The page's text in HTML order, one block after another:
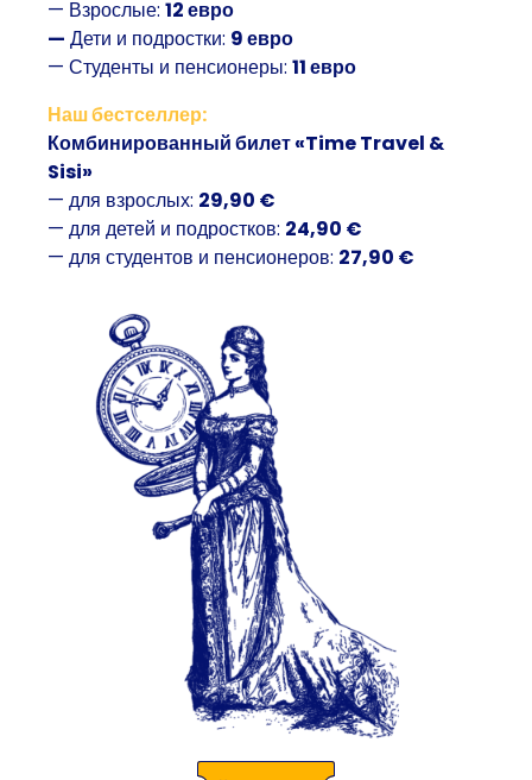
— Взрослые: 12 евро
— Дети и подростки: 9 евро
— Студенты и пенсионеры: 11 евро
Наш бестселлер:
Комбинированный билет «Time Travel &
Sisi»
— для взрослых: 29,90 €
— для детей и подростков: 24,90 €
— для студентов и пенсионеров: 27,90 €